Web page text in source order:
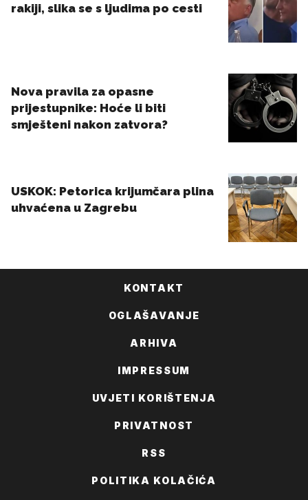
KONTAKT
OGLAŠAVANJE
ARHIVA
IMPRESSUM
UVJETI KORIŠTENJA
PRIVATNOST
RSS
POLITIKA KOLAČIĆA